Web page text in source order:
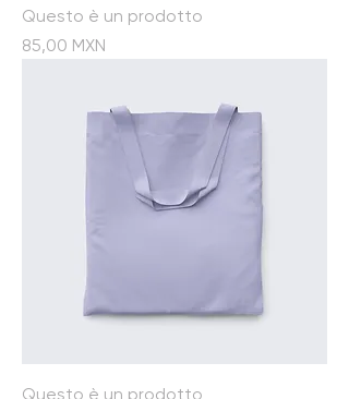
Questo è un prodotto
Prezzo
85,00 MXN
Questo è un prodotto